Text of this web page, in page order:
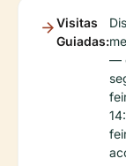
Visitas
Guiadas:
—